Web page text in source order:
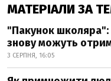
МАТЕРІАЛИ ЗА
"Пакунок школяра":
знову можуть
3 СЕРПНЯ, 16:05